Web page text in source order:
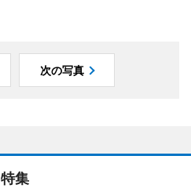
次の写真
特集